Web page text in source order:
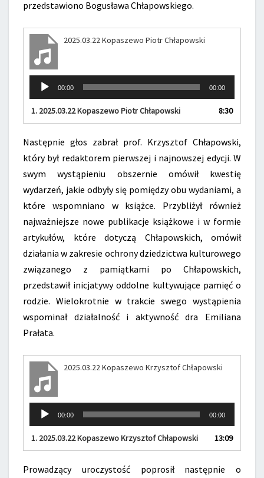
przedstawiono Bogusława Chłapowskiego.
2025.03.22 Kopaszewo Piotr Chłapowski
Odtwarzacz
plików
dźwiękowych
00:00 00:00
1. 2025.03.22 Kopaszewo Piotr Chłapowski 8:30
Następnie głos zabrał prof. Krzysztof Chłapowski,
który był redaktorem pierwszej i najnowszej edycji. W
swym wystąpieniu obszernie omówił kwestię
wydarzeń, jakie odbyły się pomiędzy obu wydaniami, a
które wspomniano w książce. Przybliżył również
najważniejsze nowe publikacje książkowe i w formie
artykułów, które dotyczą Chłapowskich, omówił
działania w zakresie ochrony dziedzictwa kulturowego
związanego z pamiątkami po Chłapowskich,
przedstawił inicjatywy oddolne kultywujące pamięć o
rodzie. Wielokrotnie w trakcie swego wystąpienia
wspominał działalność i aktywność dra Emiliana
Prałata.
2025.03.22 Kopaszewo Krzysztof Chłapowski
Odtwarzacz
plików
dźwiękowych
00:00 00:00
1. 2025.03.22 Kopaszewo Krzysztof Chłapowski 13:09
Prowadzący uroczystość poprosił następnie o